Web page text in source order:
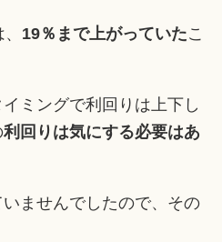
19％まで上がっていたこ
ミングで利回りは上下し
利回りは気にする必要はあ
ませんでしたので、その